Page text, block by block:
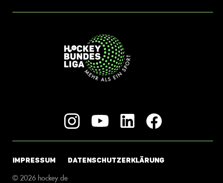
IMPRESSUM DATENSCHUTZERKLÄRUNG
© 2026 hockey.de